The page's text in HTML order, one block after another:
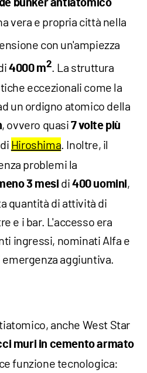
bunker antiatomico
vera e propria città nella
con un'ampiezza
4000 m2
. La struttura
eccezionali come la
un ordigno atomico della
, ovvero quasi 7 volte più
Hiroshima . Inoltre, il
problemi la
3 mesi di400 uomini,
quantità di attività di
e i bar. L'accesso era
ingressi, nominati Alfa e
aggiuntiva.
anche West Star
muri in cemento armato
funzione tecnologica: